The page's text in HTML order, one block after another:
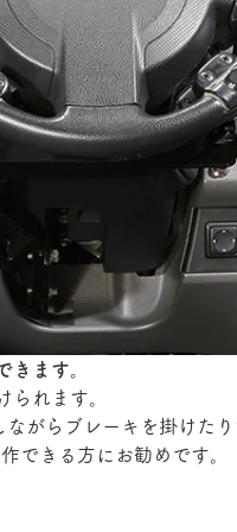
きます。
られます。
がらブレーキを掛けた
できる方にお勧めです。